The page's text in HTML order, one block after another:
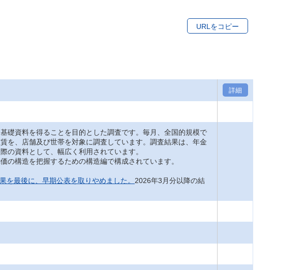
URLをコピー
詳細
資料を得ることを目的とした調査です。毎月、全国的規模で
を、店舗及び世帯を対象に調査しています。調査結果は、年金
の資料として、幅広く利用されています。
構造を把握するための構造編で構成されています。
を最後に、早期公表を取りやめました。 2026年3月分以降の結